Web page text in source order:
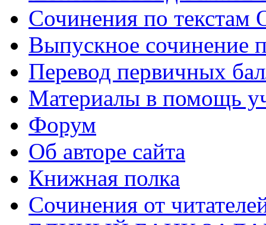
Сочинения по текстам
Выпускное сочинение
Перевод первичных
Материалы в помощь
Форум
Об авторе сайта
Книжная полка
Cочинения от